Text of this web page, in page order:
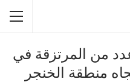
من المرتزقة في
منطقة الخنجر